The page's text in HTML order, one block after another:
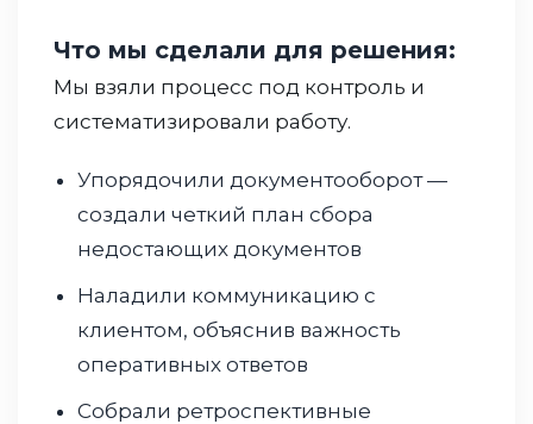
Что мы сделали для решения:
Мы взяли процесс под контроль и
систематизировали работу.
Упорядочили документооборот —
создали четкий план сбора
недостающих документов
Наладили коммуникацию с
клиентом, объяснив важность
оперативных ответов
Собрали ретроспективные